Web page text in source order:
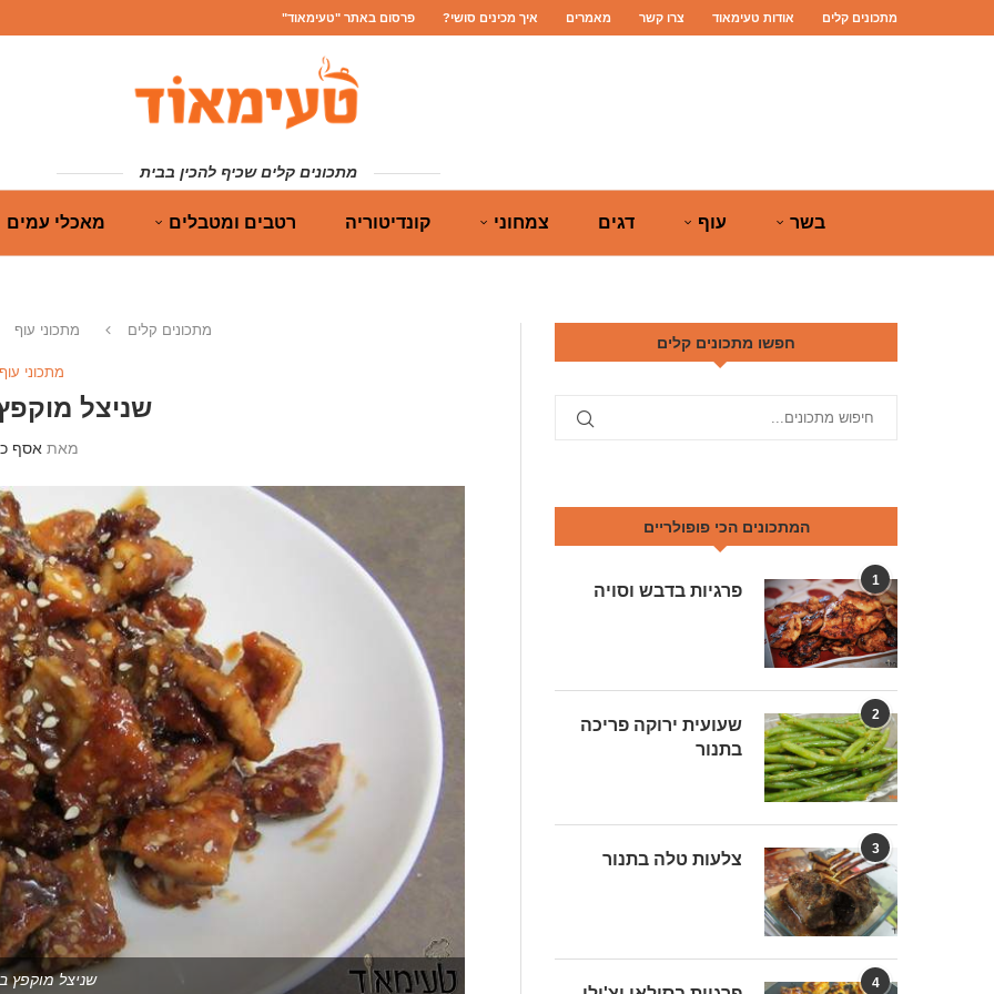
מתכונים קלים אודות טעימאוד צרו קשר מאמרים איך מכינים סושי? פרסום באתר "טעימאוד"
מתכונים קלים שכיף להכין בבית
בשר עוף דגים צמחוני קונדיטוריה רטבים ומטבלים מאכלי עמים
מתכונים קלים מתכוני עוף
מתכוני עוף
שניצל
מאת אסף
שניצל מוקפץ
חפשו מתכונים קלים
המתכונים הכי פופולריים
1
פרגיות בדבש וסויה
2
שעועית ירוקה פריכה
בתנור
3
צלעות טלה בתנור
4